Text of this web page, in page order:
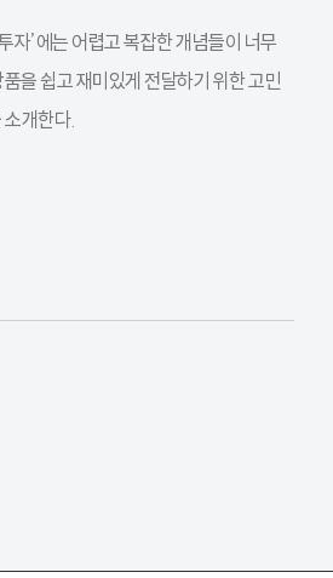
’에는 어렵고 복잡한 개념들이 너무
을 쉽고 재미있게 전달하기 위한 고민
개한다.